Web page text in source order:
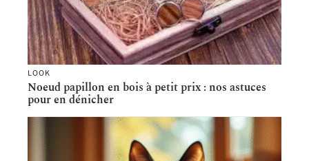
LOOK
Noeud papillon en bois à petit prix : nos astuces
pour en dénicher